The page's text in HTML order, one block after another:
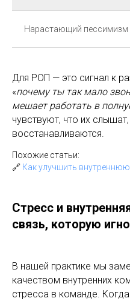
Нарастающий пессимизм
Для РОП — это сигнал к
«почему ты так мало
мешает работать в
чувствуют, что их
восстанавливаются.
Похожие статьи:
🔗 Как улучшить
Стресс и
связь, которую
В нашей практике мы
качеством внутренних
стресса в команде.